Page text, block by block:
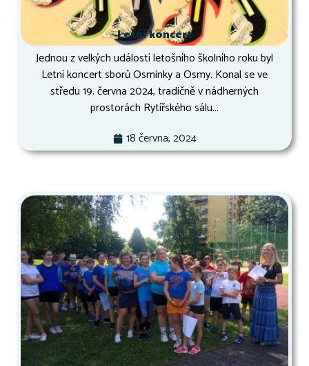
Letní koncert
Jednou z velkých událostí letošního školního roku byl
Letní koncert sborů Osminky a Osmy. Konal se ve
středu 19. června 2024, tradičně v nádherných
prostorách Rytířského sálu...
18 června, 2024